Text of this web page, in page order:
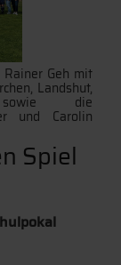
Geh mit
Landshut,
die
und Carolin
Spiel